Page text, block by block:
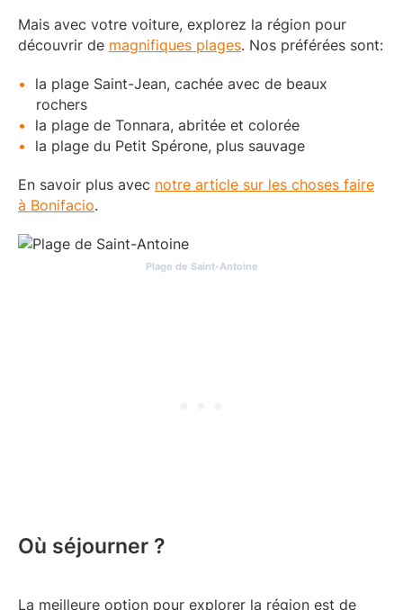
Mais avec votre voiture, explorez la région pour
découvrir de magnifiques plages. Nos préférées sont:
la plage Saint-Jean, cachée avec de beaux
rochers
la plage de Tonnara, abritée et colorée
la plage du Petit Spérone, plus sauvage
En savoir plus avec notre article sur les choses faire
à Bonifacio.
Plage de Saint-Antoine
Où séjourner ?
La meilleure option pour explorer la région est de